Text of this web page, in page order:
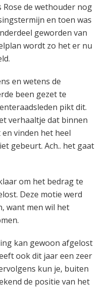
de wethouder nog
en toen was
geworden van
wordt zo het er nu
en wetens de
been gezet te
pikt dit.
verhaaltje dat binnen
vinden het heel
gebeurt. Ach.. het gaat
om het bedrag te
Deze motie werd
want men wil het
kan gewoon afgelost
ook dit jaar een zeer
kun je, buiten
de positie van het